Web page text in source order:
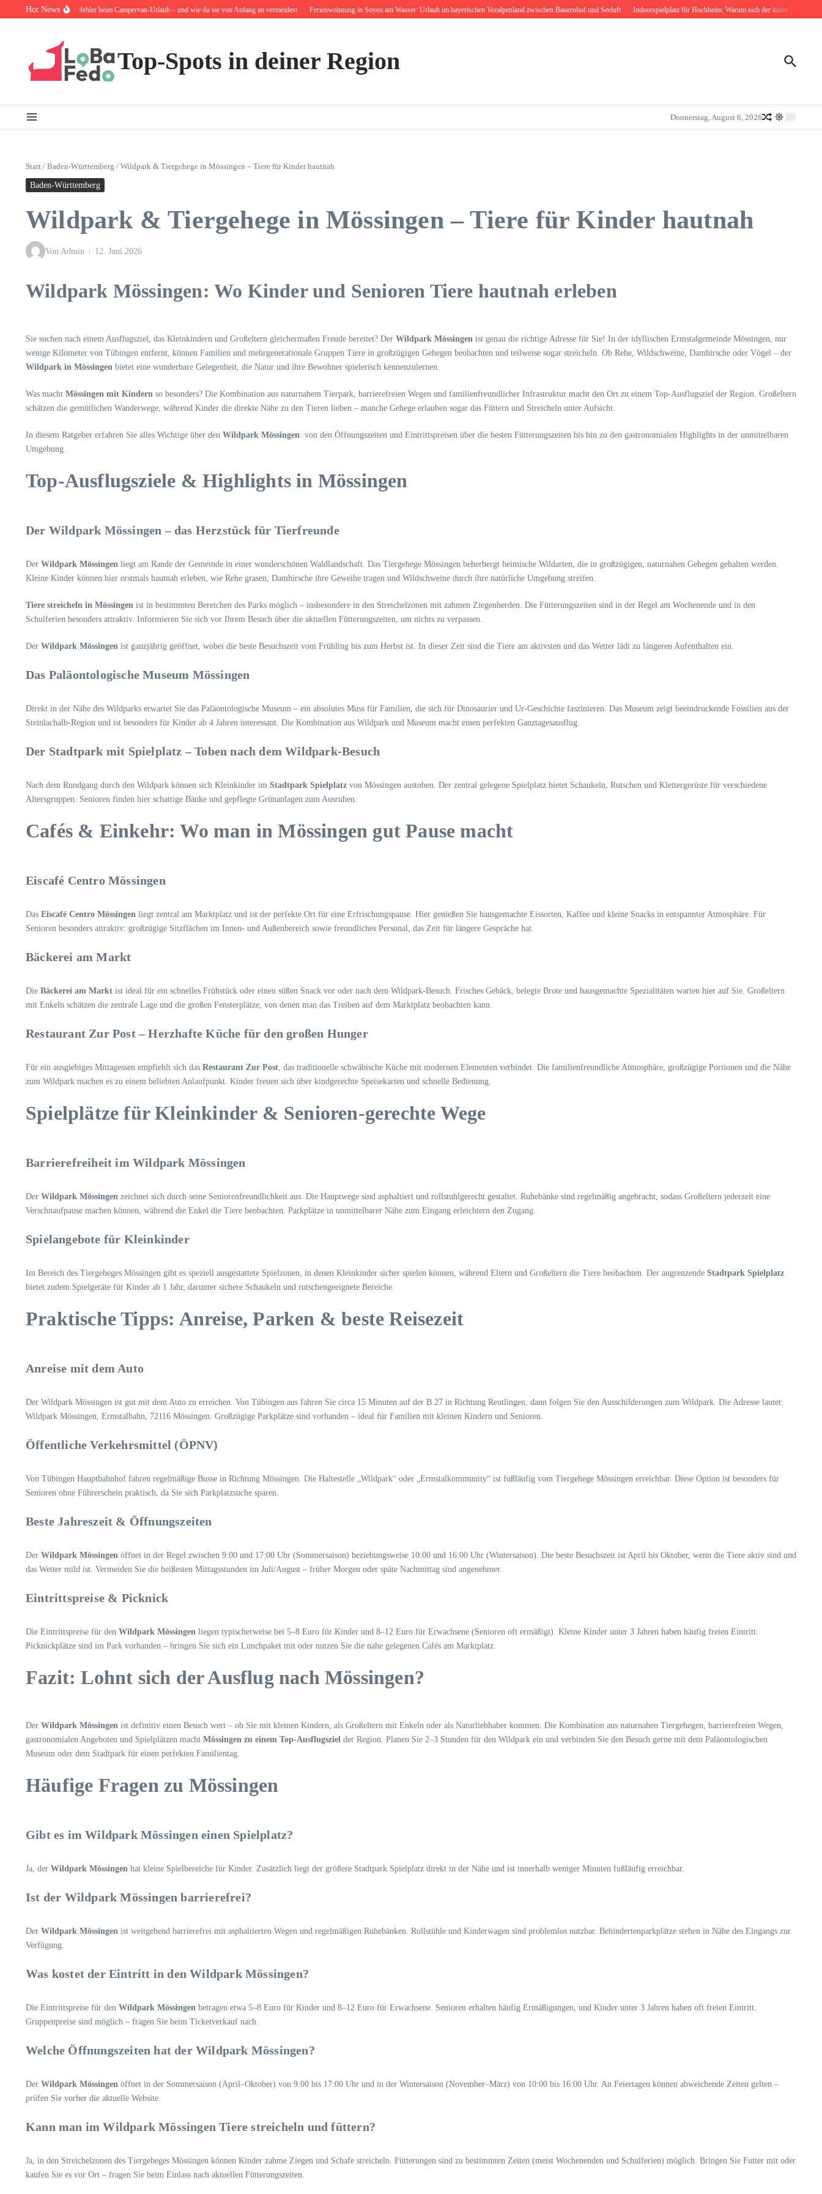
Zum Inhalt springen
Hot News
häufigsten Anfängerfehler beim Campervan-Urlaub – und wie du sie von Anfang an vermeidest Ferienwohnung in Soyen am Wasser: Urlaub im bayerischen Voralpenland zwischen Bauernhof und Seeluft Indoorspielplatz für Hochheim: Warum sich der kurze Weg nach
Top-Spots in deiner Region
Donnerstag, August 6, 2026
Start / Baden-Württemberg / Wildpark & Tiergehege in Mössingen – Tiere für Kinder hautnah
Baden-Württemberg
Wildpark & Tiergehege in Mössingen – Tiere für Kinder hautnah
Von Admin 12. Juni 2026
Wildpark Mössingen: Wo Kinder und Senioren Tiere hautnah erleben
Sie suchen nach einem Ausflugsziel, das Kleinkindern und Großeltern gleichermaßen Freude bereitet? Der Wildpark Mössingen ist genau die richtige Adresse für Sie! In der idyllischen Ermstalgemeinde Mössingen, nur
wenige Kilometer von Tübingen entfernt, können Familien und mehrgenerationale Gruppen Tiere in großzügigen Gehegen beobachten und teilweise sogar streicheln. Ob Rehe, Wildschweine, Damhirsche oder Vögel – der
Wildpark in Mössingen bietet eine wunderbare Gelegenheit, die Natur und ihre Bewohner spielerisch kennenzulernen.
Was macht Mössingen mit Kindern so besonders? Die Kombination aus naturnahem Tierpark, barrierefreien Wegen und familienfreundlicher Infrastruktur macht den Ort zu einem Top-Ausflugsziel der Region. Großeltern
schätzen die gemütlichen Wanderwege, während Kinder die direkte Nähe zu den Tieren lieben – manche Gehege erlauben sogar das Füttern und Streicheln unter Aufsicht.
In diesem Ratgeber erfahren Sie alles Wichtige über den Wildpark Mössingen: von den Öffnungszeiten und Eintrittspreisen über die besten Fütterungszeiten bis hin zu den gastronomialen Highlights in der unmittelbaren
Umgebung.
Top-Ausflugsziele & Highlights in Mössingen
Der Wildpark Mössingen – das Herzstück für Tierfreunde
Der Wildpark Mössingen liegt am Rande der Gemeinde in einer wunderschönen Waldlandschaft. Das Tiergehege Mössingen beherbergt heimische Wildarten, die in großzügigen, naturnahen Gehegen gehalten werden.
Kleine Kinder können hier erstmals hautnah erleben, wie Rehe grasen, Damhirsche ihre Geweihe tragen und Wildschweine durch ihre natürliche Umgebung streifen.
Tiere streicheln in Mössingen ist in bestimmten Bereichen des Parks möglich – insbesondere in den Streichelzonen mit zahmen Ziegenherden. Die Fütterungszeiten sind in der Regel am Wochenende und in den
Schulferien besonders attraktiv. Informieren Sie sich vor Ihrem Besuch über die aktuellen Fütterungszeiten, um nichts zu verpassen.
Der Wildpark Mössingen ist ganzjährig geöffnet, wobei die beste Besuchszeit vom Frühling bis zum Herbst ist. In dieser Zeit sind die Tiere am aktivsten und das Wetter lädt zu längeren Aufenthalten ein.
Das Paläontologische Museum Mössingen
Direkt in der Nähe des Wildparks erwartet Sie das Paläontologische Museum – ein absolutes Muss für Familien, die sich für Dinosaurier und Ur-Geschichte faszinieren. Das Museum zeigt beeindruckende Fossilien aus der
Steinlachalb-Region und ist besonders für Kinder ab 4 Jahren interessant. Die Kombination aus Wildpark und Museum macht einen perfekten Ganztagesausflug.
Der Stadtpark mit Spielplatz – Toben nach dem Wildpark-Besuch
Nach dem Rundgang durch den Wildpark können sich Kleinkinder im Stadtpark Spielplatz von Mössingen austoben. Der zentral gelegene Spielplatz bietet Schaukeln, Rutschen und Klettergerüste für verschiedene
Altersgruppen. Senioren finden hier schattige Bänke und gepflegte Grünanlagen zum Ausruhen.
Cafés & Einkehr: Wo man in Mössingen gut Pause macht
Eiscafé Centro Mössingen
Das Eiscafé Centro Mössingen liegt zentral am Marktplatz und ist der perfekte Ort für eine Erfrischungspause. Hier genießen Sie hausgemachte Eissorten, Kaffee und kleine Snacks in entspannter Atmosphäre. Für
Senioren besonders attraktiv: großzügige Sitzflächen im Innen- und Außenbereich sowie freundliches Personal, das Zeit für längere Gespräche hat.
Bäckerei am Markt
Die Bäckerei am Markt ist ideal für ein schnelles Frühstück oder einen süßen Snack vor oder nach dem Wildpark-Besuch. Frisches Gebäck, belegte Brote und hausgemachte Spezialitäten warten hier auf Sie. Großeltern
mit Enkeln schätzen die zentrale Lage und die großen Fensterplätze, von denen man das Treiben auf dem Marktplatz beobachten kann.
Restaurant Zur Post – Herzhafte Küche für den großen Hunger
Für ein ausgiebiges Mittagessen empfiehlt sich das Restaurant Zur Post, das traditionelle schwäbische Küche mit modernen Elementen verbindet. Die familienfreundliche Atmosphäre, großzügige Portionen und die Nähe
zum Wildpark machen es zu einem beliebten Anlaufpunkt. Kinder freuen sich über kindgerechte Speisekarten und schnelle Bedienung.
Spielplätze für Kleinkinder & Senioren-gerechte Wege
Barrierefreiheit im Wildpark Mössingen
Der Wildpark Mössingen zeichnet sich durch seine Seniorenfreundlichkeit aus. Die Hauptwege sind asphaltiert und rollstuhlgerecht gestaltet. Ruhebänke sind regelmäßig angebracht, sodass Großeltern jederzeit eine
Verschnaufpause machen können, während die Enkel die Tiere beobachten. Parkplätze in unmittelbarer Nähe zum Eingang erleichtern den Zugang.
Spielangebote für Kleinkinder
Im Bereich des Tiergeheges Mössingen gibt es speziell ausgestattete Spielzonen, in denen Kleinkinder sicher spielen können, während Eltern und Großeltern die Tiere beobachten. Der angrenzende Stadtpark Spielplatz
bietet zudem Spielgeräte für Kinder ab 1 Jahr, darunter sichere Schaukeln und rutschengeeignete Bereiche.
Praktische Tipps: Anreise, Parken & beste Reisezeit
Anreise mit dem Auto
Der Wildpark Mössingen ist gut mit dem Auto zu erreichen. Von Tübingen aus fahren Sie circa 15 Minuten auf der B 27 in Richtung Reutlingen, dann folgen Sie den Ausschilderungen zum Wildpark. Die Adresse lautet:
Wildpark Mössingen, Ermstalbahn, 72116 Mössingen. Großzügige Parkplätze sind vorhanden – ideal für Familien mit kleinen Kindern und Senioren.
Öffentliche Verkehrsmittel (ÖPNV)
Von Tübingen Hauptbahnhof fahren regelmäßige Busse in Richtung Mössingen. Die Haltestelle „Wildpark“ oder „Ermstalkommunity“ ist fußläufig vom Tiergehege Mössingen erreichbar. Diese Option ist besonders für
Senioren ohne Führerschein praktisch, da Sie sich Parkplatzsuche sparen.
Beste Jahreszeit & Öffnungszeiten
Der Wildpark Mössingen öffnet in der Regel zwischen 9:00 und 17:00 Uhr (Sommersaison) beziehungsweise 10:00 und 16:00 Uhr (Wintersaison). Die beste Besuchszeit ist April bis Oktober, wenn die Tiere aktiv sind und
das Wetter mild ist. Vermeiden Sie die heißesten Mittagsstunden im Juli/August – früher Morgen oder späte Nachmittag sind angenehmer.
Eintrittspreise & Picknick
Die Eintrittspreise für den Wildpark Mössingen liegen typischerweise bei 5–8 Euro für Kinder und 8–12 Euro für Erwachsene (Senioren oft ermäßigt). Kleine Kinder unter 3 Jahren haben häufig freien Eintritt.
Picknickplätze sind im Park vorhanden – bringen Sie sich ein Lunchpaket mit oder nutzen Sie die nahe gelegenen Cafés am Marktplatz.
Fazit: Lohnt sich der Ausflug nach Mössingen?
Der Wildpark Mössingen ist definitiv einen Besuch wert – ob Sie mit kleinen Kindern, als Großeltern mit Enkeln oder als Naturliebhaber kommen. Die Kombination aus naturnahen Tiergehegen, barrierefreien Wegen,
gastronomialen Angeboten und Spielplätzen macht Mössingen zu einem Top-Ausflugsziel der Region. Planen Sie 2–3 Stunden für den Wildpark ein und verbinden Sie den Besuch gerne mit dem Paläontologischen
Museum oder dem Stadtpark für einen perfekten Familientag.
Häufige Fragen zu Mössingen
Gibt es im Wildpark Mössingen einen Spielplatz?
Ja, der Wildpark Mössingen hat kleine Spielbereiche für Kinder. Zusätzlich liegt der größere Stadtpark Spielplatz direkt in der Nähe und ist innerhalb weniger Minuten fußläufig erreichbar.
Ist der Wildpark Mössingen barrierefrei?
Der Wildpark Mössingen ist weitgehend barrierefrei mit asphaltierten Wegen und regelmäßigen Ruhebänken. Rollstühle und Kinderwagen sind problemlos nutzbar. Behindertenparkplätze stehen in Nähe des Eingangs zur
Verfügung.
Was kostet der Eintritt in den Wildpark Mössingen?
Die Eintrittspreise für den Wildpark Mössingen betragen etwa 5–8 Euro für Kinder und 8–12 Euro für Erwachsene. Senioren erhalten häufig Ermäßigungen, und Kinder unter 3 Jahren haben oft freien Eintritt.
Gruppenpreise sind möglich – fragen Sie beim Ticketverkauf nach.
Welche Öffnungszeiten hat der Wildpark Mössingen?
Der Wildpark Mössingen öffnet in der Sommersaison (April–Oktober) von 9:00 bis 17:00 Uhr und in der Wintersaison (November–März) von 10:00 bis 16:00 Uhr. An Feiertagen können abweichende Zeiten gelten –
prüfen Sie vorher die aktuelle Website.
Kann man im Wildpark Mössingen Tiere streicheln und füttern?
Ja, in den Streichelzonen des Tiergeheges Mössingen können Kinder zahme Ziegen und Schafe streicheln. Fütterungen sind zu bestimmten Zeiten (meist Wochenenden und Schulferien) möglich. Bringen Sie Futter mit oder
kaufen Sie es vor Ort – fragen Sie beim Einlass nach aktuellen Fütterungszeiten.